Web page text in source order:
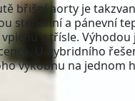
břišní aorty je
stehenní a pánevní
v třísle.
U hybridního
výkobnu na jednom